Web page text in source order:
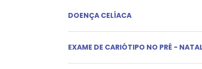
DOENÇA CELÍACA
EXAME DE CARIÓTIPO NO PRÉ -